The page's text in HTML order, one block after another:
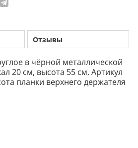
Отзывы
в чёрной металлической
20 см, высота 55 см. Артикул
планки верхнего держателя